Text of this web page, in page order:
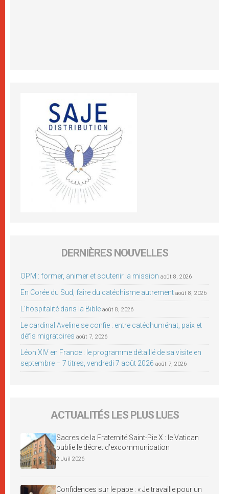
DERNIÈRES NOUVELLES
OPM : former, animer et soutenir la mission août 8, 2026
En Corée du Sud, faire du catéchisme autrement août 8, 2026
L’hospitalité dans la Bible août 8, 2026
Le cardinal Aveline se confie : entre catéchuménat, paix et
défis migratoires août 7, 2026
Léon XIV en France : le programme détaillé de sa visite en
septembre – 7 titres, vendredi 7 août 2026 août 7, 2026
ACTUALITÉS LES PLUS LUES
Sacres de la Fraternité Saint-Pie X : le Vatican
publie le décret d’excommunication
2 Juil 2026
Confidences sur le pape : « Je travaille pour un